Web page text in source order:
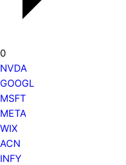
0
NVDA
GOOGL
MSFT
META
WIX
ACN
INFY